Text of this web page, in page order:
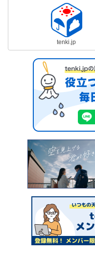
tenki.jp